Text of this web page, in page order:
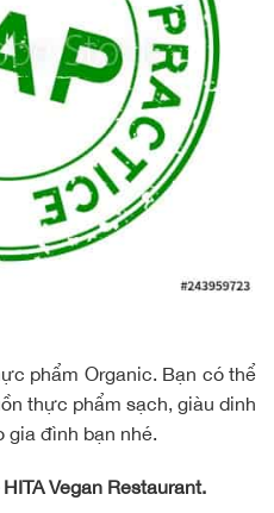
phẩm Organic. Bạn có thể
thực phẩm sạch, giàu dinh
gia đình bạn nhé.
Vegan Restaurant.